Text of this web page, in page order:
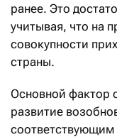
ранее. Это
учитывая, что на
совокупности
страны.
Основной фактор
развитие
соответствующим